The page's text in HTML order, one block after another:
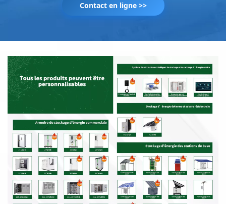
Contact en ligne >>